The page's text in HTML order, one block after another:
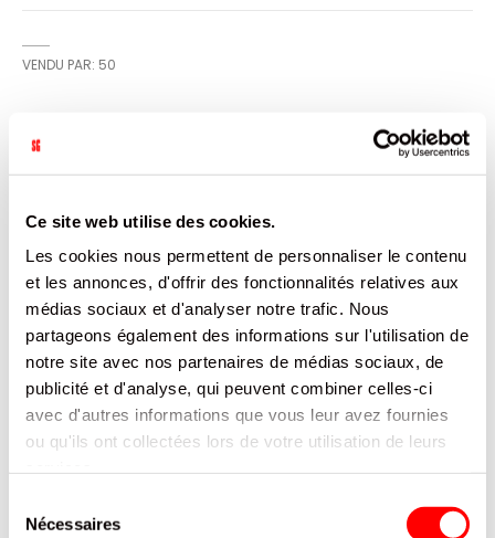
Ce site web utilise des cookies.
Les cookies nous permettent de personnaliser le contenu
et les annonces, d'offrir des fonctionnalités relatives aux
médias sociaux et d'analyser notre trafic. Nous
partageons également des informations sur l'utilisation de
notre site avec nos partenaires de médias sociaux, de
publicité et d'analyse, qui peuvent combiner celles-ci
avec d'autres informations que vous leur avez fournies
ou qu'ils ont collectées lors de votre utilisation de leurs
Nécessaires
VENDU PAR: 50
INFORMATION
BOITE CARRÉE 25X25X8 CM CARTON PURE PÂTE VIERGE
POUR LES SUCRÉS-SALÉS À VOLONTÉ ! - RIGIDITÉ, RÉSISTANCE
À L'ÉCRASEMENT - OUVERTURE FRONTALE RENFORCÉE À
SOUFFLETS
CARACTÉRISTIQUES
DOCUMENTATION
PRODUITS QUI POURRAIENT VOUS